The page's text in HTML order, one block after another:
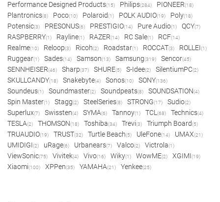
Performance Designed Products(15) Philips(284) PIONEER(18)
Plantronics(8) Poco(10) Polaroid(1) POLK AUDIO(19) Poly(18)
Potensic(3) PRESONUS(6) PRESTIGIO(14) Pure Audio(1) QCY(7)
RASPBERRY(1) Rayline(1) RAZER(14) RC Sale(1) RCF(14)
Realme(10) Reloop(3) Ricoh(2) Roadstar(1) ROCCAT(3) ROLLEI(1)
Ruggear(1) Sades(14) Samson(13) Samsung(319) Sencor(45)
SENNHEISER(46) Sharp(37) SHURE(5) S-Idee(2) SilentiumPC(2)
SKULLCANDY(18) Snakebyte(4) Sonos(10) SONY(136)
Soundeus(1) Soundmaster(2) Soundpeats(8) SOUNDSATION(4)
Spin Master(1) Stagg(2) SteelSeries(8) STRONG(17) Sudio(2)
Superlux(7) Swissten(4) SYMA(6) Tannoy(1) TCL (68) Technics(4)
TESLA(2) THOMSON(18) Toshiba(34) Trevi(3) Triumph Board(5)
TRUAUDIO(19) TRUST(32) Turtle Beach(5) UleFone(14) UMAX(21)
UMIDIGI(2) uRage(6) Urbanears(7) Valco(2) Victrola(1)
ViewSonic(75) Vivitek(4) Vivo(16) Wiky(1) WowME(2) XGIMI(19)
Xiaomi(100) XPPen(35) YAMAHA(21) Yenkee(25)